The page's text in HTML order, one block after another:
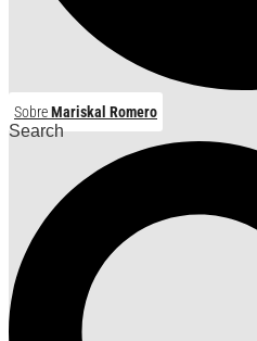
SobreMariskal Romero
Search